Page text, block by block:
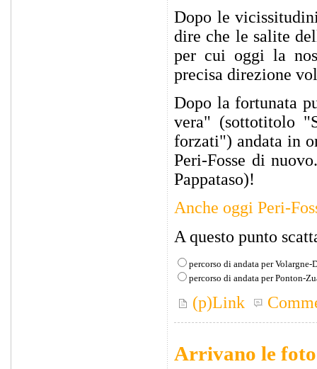
Dopo le
dire che le salite
per cui oggi la
precisa direzione
Dopo la fortunata
vera" (sottotitolo
forzati") andata in
Peri-Fosse di
Pappataso)!
Anche oggi Peri-
A questo punto
percorso di andata per Volargne-
percorso di andata per Ponton-
(p)Link
Arrivano le